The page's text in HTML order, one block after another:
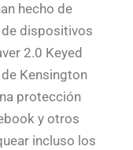
hecho de
dispositivos
2.0 Keyed
Kensington
protección
y otros
incluso los